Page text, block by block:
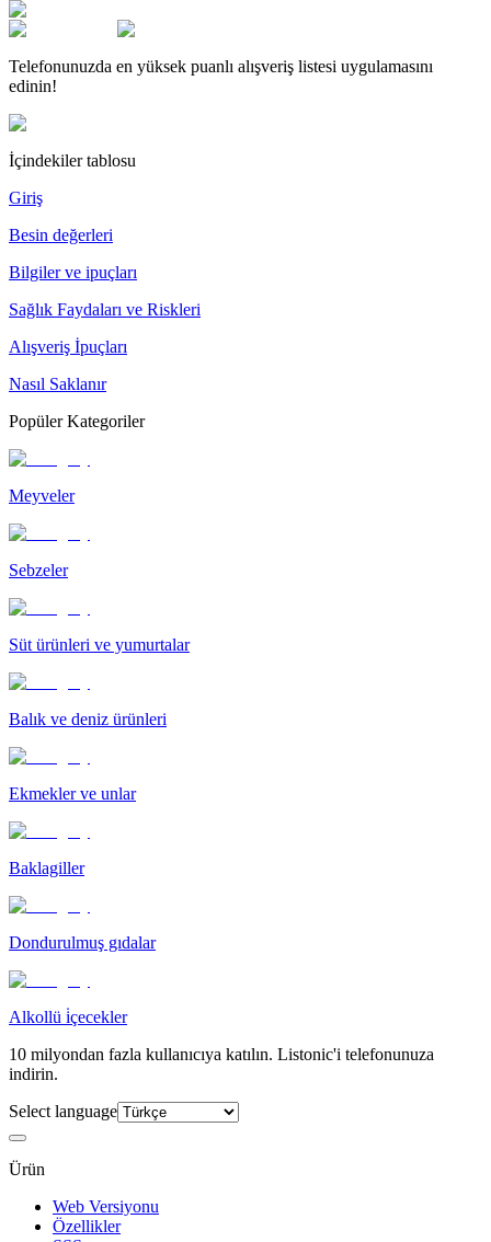
Telefonunuzda en yüksek puanlı alışveriş listesi uygulamasını
edinin!
İçindekiler tablosu
Giriş
Besin değerleri
Bilgiler ve ipuçları
Sağlık Faydaları ve Riskleri
Alışveriş İpuçları
Nasıl Saklanır
Popüler Kategoriler
Meyveler
Sebzeler
Süt ürünleri ve yumurtalar
Balık ve deniz ürünleri
Ekmekler ve unlar
Baklagiller
Dondurulmuş gıdalar
Alkollü i̇çecekler
10 milyondan fazla kullanıcıya katılın. Listonic'i telefonunuza
indirin.
Select language
Ürün
Web Versiyonu
Özellikler